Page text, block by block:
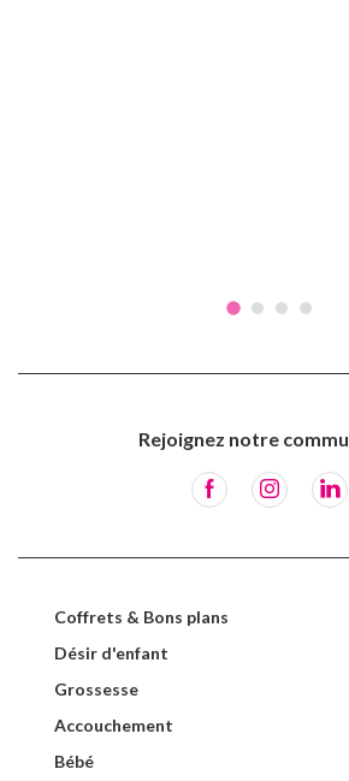
Rejoignez notre
Coffrets & Bons plans
Désir d'enfant
Grossesse
Accouchement
Bébé